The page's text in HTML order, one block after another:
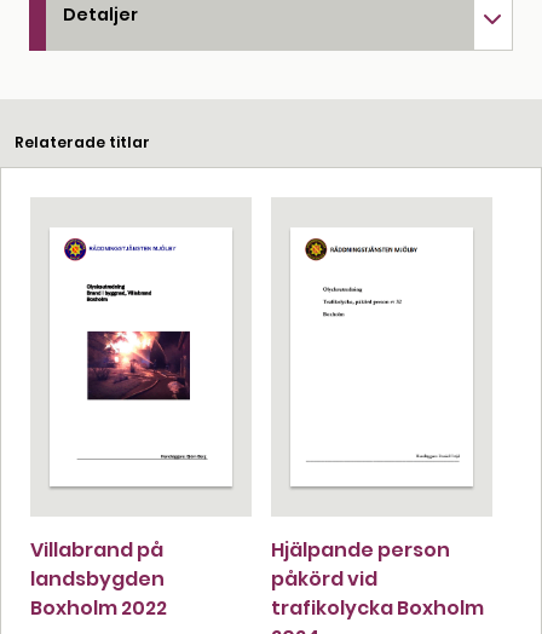
Detaljer
Relaterade titlar
Villabrand på
landsbygden
Boxholm 2022
Hjälpande person
påkörd vid
trafikolycka Boxholm